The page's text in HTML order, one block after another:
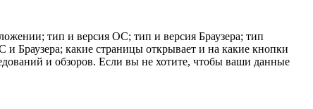
тип и версия ОС; тип и версия Браузера; тип
и Браузера; какие страницы открывает и на какие кнопки
и обзоров. Если вы не хотите, чтобы ваши данные